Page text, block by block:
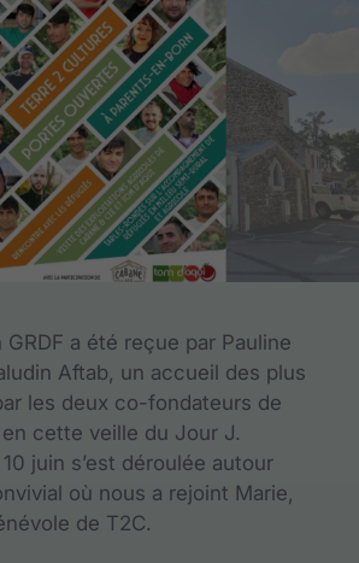
GRDF a été reçue par Pauline
Aftab, un accueil des plus
les deux co-fondateurs de
en cette veille du Jour J.
juin s’est déroulée autour
où nous a rejoint Marie,
de T2C.